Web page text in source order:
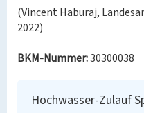
(Vincent Haburaj,
2022)
BKM-Nummer:30300038
Hochwasser-Zulauf